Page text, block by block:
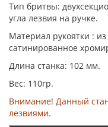
Тип бритвы:
угла лезвия на ручке.
Материал рукоятки :
сатинированное
Длина станка: 102 мм.
Вес: 110гр.
Внимание! Данный
лезвиями.